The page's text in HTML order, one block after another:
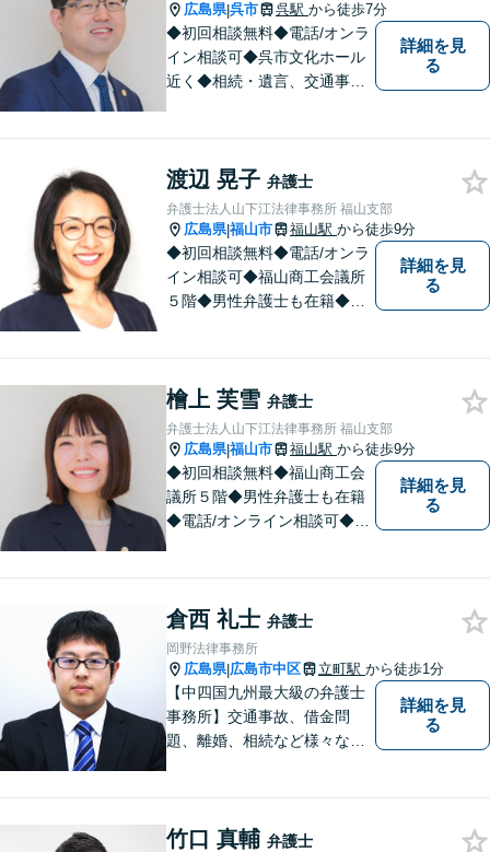
広島県|呉市 呉駅 から徒歩7分
◆初回相談無料◆電話/オンラ
イン相談可◆呉市文化ホール
近く◆相続・遺言、交通事
など。話しにくいことも安心
してご相談ください。あなた
の気持ちに寄り添い、丁寧に
お応えします。
詳細を見
る
渡辺 晃子 弁護士
弁護士法人山下江法律事務所 福山支部
広島県|福山市 福山駅 から徒歩9分
◆初回相談無料◆電話/オンラ
イン相談可◆福山商工会議所
５階◆男性弁護士も在籍◆離
ど。話しにくいことも安心し
てご相談ください。あなたの
気持ちに寄り添い、丁寧にお
応えします。
詳細を見
る
檜上 芙雪 弁護士
弁護士法人山下江法律事務所 福山支部
広島県|福山市 福山駅 から徒歩9分
◆初回相談無料◆福山商工会
議所５階◆男性弁護士も在籍
◆電話/オンライン相談可◆離
話しにくいことも安心してご
相談ください。あなたの気持
ちに寄り添い、丁寧にお応え
します。
詳細を見
る
倉西 礼士 弁護士
岡野法律事務所
広島県|広島市中区 立町駅 から徒歩1分
【中四国九州最大級の弁護士
事務所】交通事故、借金問
題、離婚、相続など様々な問
い！
詳細を見
る
竹口 真輔 弁護士